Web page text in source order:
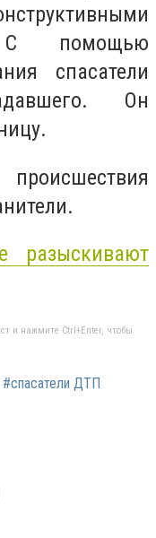
С помощью
спасатели
Он
разыскивают
и нажмите Ctrl+Enter, чтобы
#спасатели ДТП